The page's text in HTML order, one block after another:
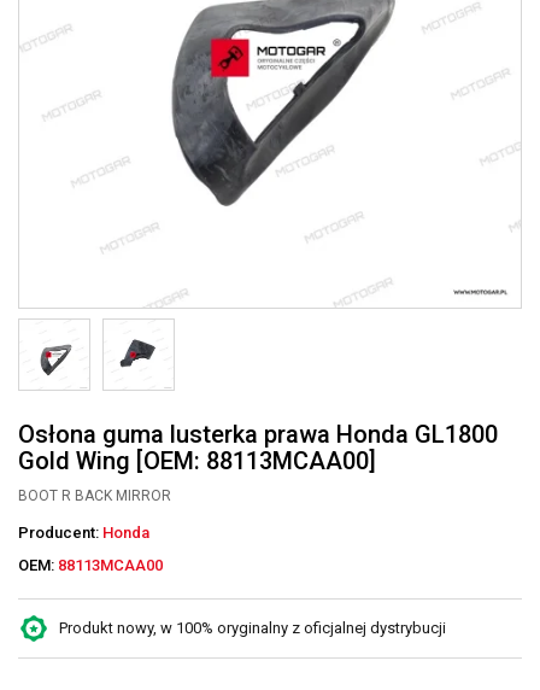
Osłona guma lusterka prawa Honda GL1800
Gold Wing [OEM: 88113MCAA00]
BOOT R BACK MIRROR
Producent: Honda
OEM: 88113MCAA00
Produkt nowy, w 100% oryginalny z oficjalnej dystrybucji